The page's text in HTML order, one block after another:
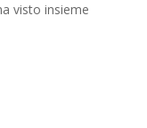
visto insieme